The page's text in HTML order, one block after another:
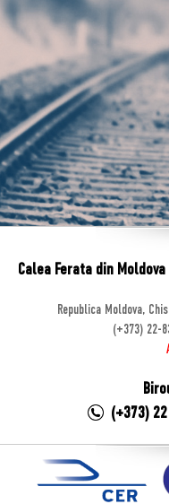
Calea Ferata din Moldova
Republica Moldova,
(+373) 22-
(+373) 22